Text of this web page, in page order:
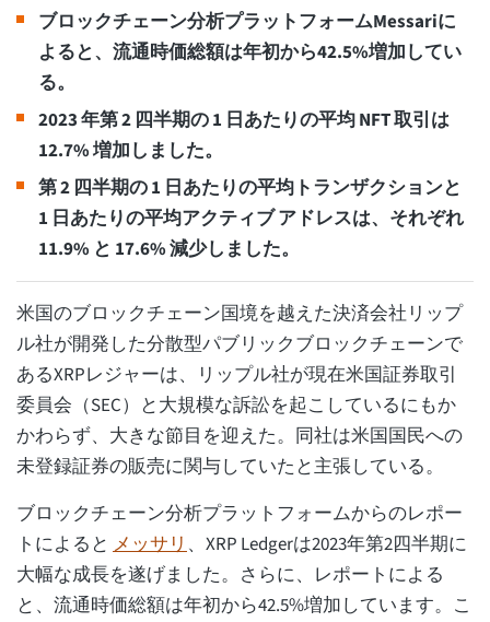
ブロックチェーン分析プラットフォームMessariに
よると、流通時価総額は年初から42.5%増加してい
る。
2023 年第 2 四半期の 1 日あたりの平均 NFT 取引は
12.7% 増加しました。
第 2 四半期の 1 日あたりの平均トランザクションと
1 日あたりの平均アクティブ アドレスは、それぞれ
11.9% と 17.6% 減少しました。
米国のブロックチェーン国境を越えた決済会社リップ
ル社が開発した分散型パブリックブロックチェーンで
あるXRPレジャーは、リップル社が現在米国証券取引
委員会（SEC）と大規模な訴訟を起こしているにもか
かわらず、大きな節目を迎えた。同社は米国国民への
未登録証券の販売に関与していたと主張している。
ブロックチェーン分析プラットフォームからのレポー
トによると メッサリ、XRP Ledgerは2023年第2四半期に
大幅な成長を遂げました。さらに、レポートによる
と、流通時価総額は年初から42.5%増加しています。こ